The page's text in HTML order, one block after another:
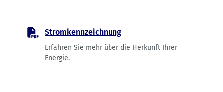
Stromkennzeichnung
Erfahren Sie mehr über die Herkunft Ihrer
Energie.